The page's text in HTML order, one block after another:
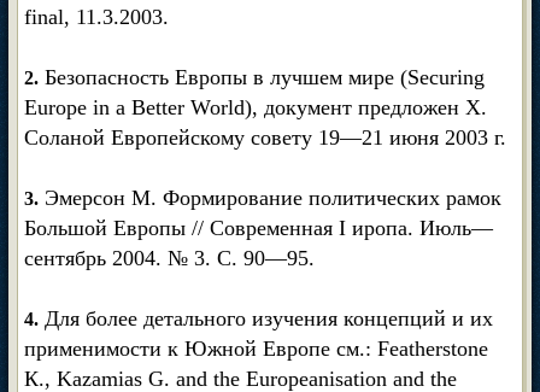
final, 11.3.2003.
2. Безопасность Европы в лучшем мире (Securing
Europe in a Better World), документ предложен X.
Соланой Европейскому совету 19—21 июня 2003 г.
3. Эмерсон М. Формирование политических рамок
Большой Европы // Современная I иропа. Июль—
сентябрь 2004. № 3. С. 90—95.
4. Для более детального изучения концепций и их
применимости к Южной Европе см.: Featherstone
К., Kazamias G. and the Europeanisation and the